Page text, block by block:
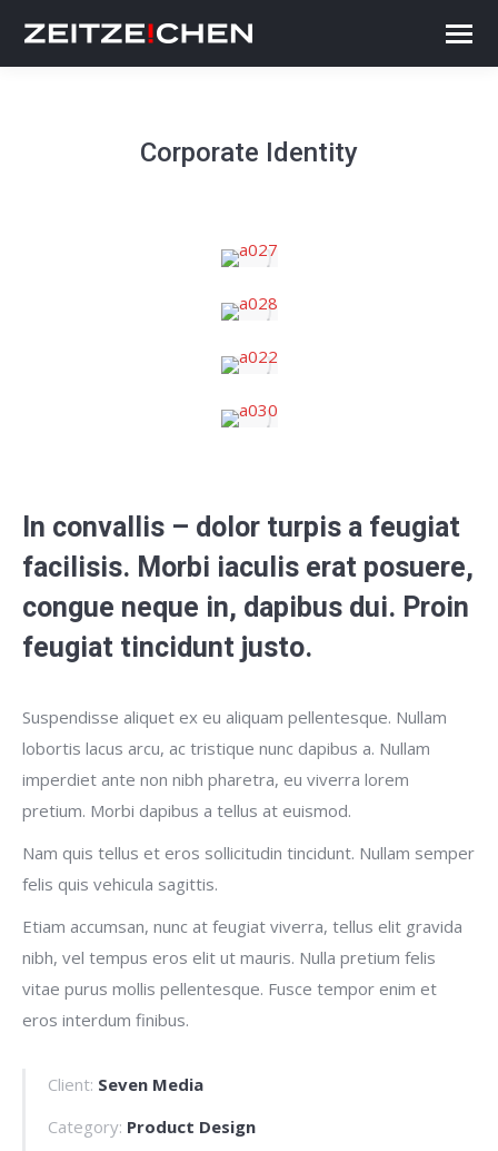
Corporate Identity
In convallis – dolor turpis a feugiat
facilisis. Morbi iaculis erat posuere,
congue neque in, dapibus dui. Proin
feugiat tincidunt justo.
Suspendisse aliquet ex eu aliquam pellentesque. Nullam
lobortis lacus arcu, ac tristique nunc dapibus a. Nullam
imperdiet ante non nibh pharetra, eu viverra lorem
pretium. Morbi dapibus a tellus at euismod.
Nam quis tellus et eros sollicitudin tincidunt. Nullam semper
felis quis vehicula sagittis.
Etiam accumsan, nunc at feugiat viverra, tellus elit gravida
nibh, vel tempus eros elit ut mauris. Nulla pretium felis
vitae purus mollis pellentesque. Fusce tempor enim et
eros interdum finibus.
Client: Seven Media
Category: Product Design